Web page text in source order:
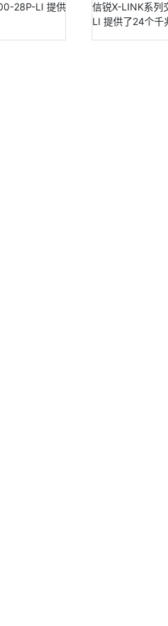
28P-LI 提供
信锐X-LINK系列
LI 提供了24个千